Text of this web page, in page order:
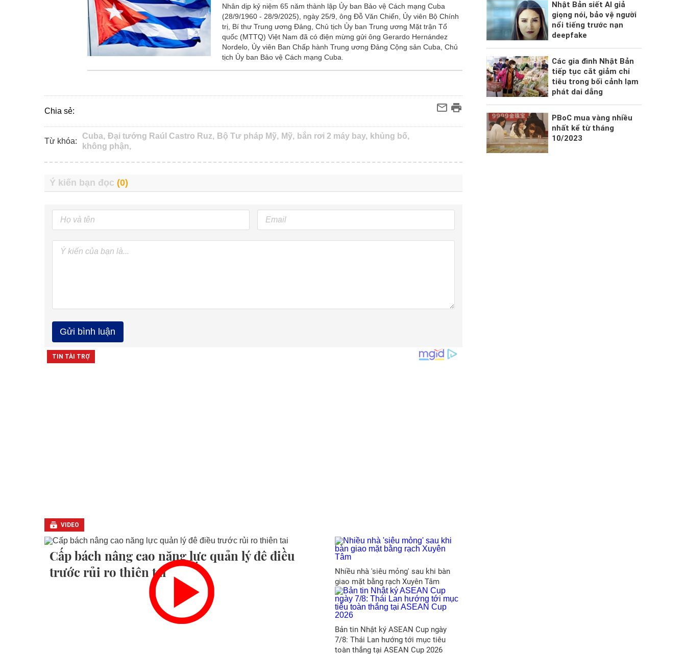
Nhân dịp kỷ niệm 65 năm thành lập Ủy ban Bảo vệ Cách mạng Cuba
(28/9/1960 - 28/9/2025), ngày 25/9, ông Đỗ Văn Chiến, Ủy viên Bộ Chính
trị, Bí thư Trung ương Đảng, Chủ tịch Ủy ban Trung ương Mặt trận Tổ
quốc (MTTQ) Việt Nam đã có điện mừng gửi ông Gerardo Hernández
Nordelo, Ủy viên Ban Chấp hành Trung ương Đảng Cộng sản Cuba, Chủ
tịch Ủy ban Bảo vệ Cách mạng Cuba.
Chia sẻ:
Từ khóa:
Cuba, Đại tướng Raúl Castro Ruz, Bộ Tư pháp Mỹ, Mỹ, bắn rơi 2 máy bay, khủng bố,
không phận,
VIDEO
Cấp bách nâng cao năng lực quản lý đê điều
trước rủi ro thiên tai
Nhiều nhà 'siêu mỏng' sau khi bàn
giao mặt bằng rạch Xuyên Tâm
Bản tin Nhật ký ASEAN Cup ngày
7/8: Thái Lan hướng tới mục tiêu
toàn thắng tại ASEAN Cup 2026
Nhật Bản siết AI giả
giọng nói, bảo vệ người
nổi tiếng trước nạn
deepfake
Các gia đình Nhật Bản
tiếp tục cắt giảm chi
tiêu trong bối cảnh lạm
phát dai dẳng
PBoC mua vàng nhiều
nhất kể từ tháng
10/2023